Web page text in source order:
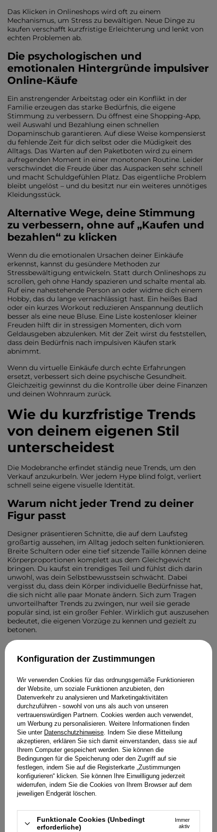
Das Klicken in Onlineshops wird oft zu einem
Mechanismus, um Stress zu bewältigen. Neue Dinge zu
kaufen verschafft kurzfristige Erleichterung und lenkt von
echten Problemen ab.
Die psychologischen und
emotionalen Hintergründe impulsiver
Online-Käufe
Ein anstrengender Arbeitstag oder ein Konflikt in der
Familie erzeugen das starke Bedürfnis, die eigene
Stimmung zu verbessern. Du öffnest eine Shopping-App,
weil Auswahl und Bezahlung einen schnellen
Dopaminschub garantieren. Auf diese Weise kompensierst
du fehlende Zeit für dich selbst oder die Müdigkeit des
Alltags. Das Warten auf den Paketboten wird zu einem
aufregenden Moment in einer monotonen Routine. Leider
verschwindet die Freude über das Auspacken sehr schnell
und macht Schuldgefühlen Platz. Das eigentliche Problem
bleibt ungelöst – und du besitzt nur ein weiteres unnötiges
Kleidungsstück.
Alternative Wege, deine Stimmung
zu verbessern, ohne auf „Kaufen und
bezahlen“ zu klicken
Wenn du die emotionalen Ursachen deiner Einkäufe
erkennst, kannst du gesündere Methoden zur
Stressbewältigung entwickeln. Statt durch Onlineshops zu
scrollen, geh ohne Handy spazieren und schalte mental ab.
Ruf eine nahestehende Person an oder widme dich einem
Hobby, das du lange vernachlässigt hast. Ein heißes Bad
oder ein kurzes Workout reduzieren Anspannung deutlich
besser als eine neue Bluse. Eine Liste kostenloser kleiner
Freuden hilft dir in stressigen Momenten, dich vom
Geldausgeben abzulenken. Mit der Zeit wirst du feststellen,
dass dein Bedürfnis nach impulsiven Käufen stark
abnimmt.
Wenn du virtuelle Einkäufe durch echte Erfahrungen
ersetzt, verbessert sich deine psychische Gesundheit.
Gleichzeitig gewinnst du die Kontrolle über deine Finanzen
und deinen Wohnraum zurück.
Wie du kurzfristige Trends
von deinem eigenen Stil
unterscheidest
Die Modebranche erfindet ständig neue Trends, um den
Verkauf anzukurbeln. Wer jedem Hype blind folgt, verliert
schnell seine eigene visuelle Identität.
Warum nicht jeder Trend zu deiner
Figur passt
Designer präsentieren Schnitte, die auf dem Laufsteg
großartig aussehen, im Alltag jedoch selten funktionieren.
Breite Schultern oder eine tief sitzende Taille können deine
Körperproportionen komplett aus dem Gleichgewicht
bringen. Du kaufst ein trendiges Teil und fühlst dich darin
unwohl, was dein Selbstbewusstsein schwächt. Dabei
vergisst du, dass dein Körper individuelle Bedürfnisse hat,
die sich nicht alle paar Monate ändern. Sich zum Tragen
unvorteilhafter Trends zu zwingen, nur weil sie gerade
populär sind, ist ein großer Fehler. Wirklich gut auszusehen
bedeutet, die eigenen Vorzüge zu kennen und gezielt zu
betonen.
Trends sicher durch die eigene
Garderobe filtern
Betrachte Trends als Inspiration und nicht als
verpflichtende Einkaufsliste. Bevor du einem Trend
nachgibst, überlege, ob das neue Teil zu deiner
bestehenden Garderobe passt. Führe neue Elemente
vorsichtig ein – zum Beispiel in Form kleiner Accessoires
oder einzelner Farbakzente. Dadurch wirkt dein Stil frischer,
ohne dass du die Hälfte deines Kleiderschranks austauschen
musst. Wenn ein Trend nicht zu deinem ästhetischen
Empfinden passt, ignoriere ihn konsequent. Ein eigener Stil
entsteht durch Beständigkeit und bewusstes Ablehnen von
Dingen, die nicht zu dir passen.
Treue zum eigenen Stil gewinnt immer gegen kurzlebige
Modetrends. Eine bewusste Auswahl sorgt über Jahre
hinweg für einen stimmigen und eleganten Look.
Die Magie von Sale-
Konfiguration der Zustimmungen
Wir verwenden Cookies für das ordnungsgemäße Funktionieren
der Website, um soziale Funktionen anzubieten, den
Datenverkehr zu analysieren und Marketingaktivitäten
durchzuführen - sowohl von uns als auch von unseren
vertrauenswürdigen Partnern. Cookies werden auch verwendet,
um Werbung zu personalisieren. Weitere Informationen finden
Sie unter Datenschutzhinweise. Indem Sie diese Mitteilung
akzeptieren, erklären Sie sich damit einverstanden, dass sie auf
Ihrem Computer gespeichert werden. Sie können die
Bedingungen für die Speicherung oder den Zugriff auf sie
festlegen, indem Sie auf die Registerkarte „Zustimmungen
konfigurieren“ klicken. Sie können Ihre Einwilligung jederzeit
widerrufen, indem Sie die Cookies von Ihrem Browser auf dem
jeweiligen Endgerät löschen.
Funktionale Cookies (Unbedingt
erforderliche)
Immer
aktiv